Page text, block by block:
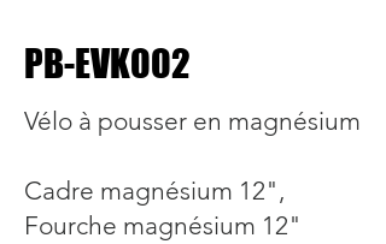
PB-EVK002
Vélo à pousser en magnésium
Cadre magnésium 12",
Fourche magnésium 12"